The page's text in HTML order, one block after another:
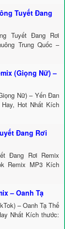
Tuyết Đang
Tuyết Đang Rơi
Trung Quốc –
(Giọng Nữ) –
Nữ) – Yến Đan
Hot Nhất Kích
Đang Rơi
Đang Rơi Remix
Remix MP3 Kích
– Oanh Tạ
– Oanh Tạ Thể
Nhất Kích thước: